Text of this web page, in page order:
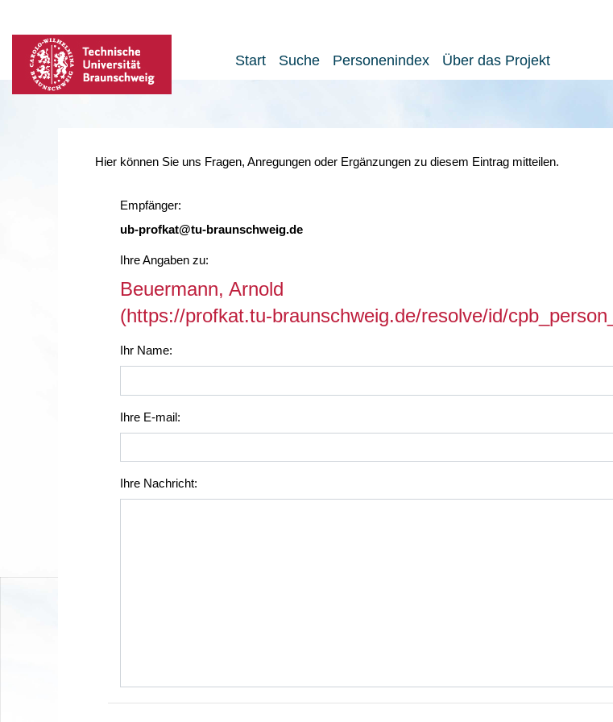
Start Suche Personenindex Über das Projekt
Hier können Sie uns Fragen, Anregungen oder Ergänzungen zu diesem Eintrag mitteilen.
Empfänger:
ub-profkat@tu-braunschweig.de
Ihre Angaben zu:
Beuermann, Arnold
(https://profkat.tu-braunschweig.de/resolve/id/
Ihr Name:
Ihre E-mail:
Ihre Nachricht: